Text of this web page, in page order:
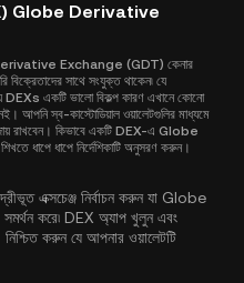
Globe Derivative
Derivative Exchange (GDT) কেনার
বিক্রেতাদের সাথে সংযুক্ত থাকেন৷ যে
DEXs একটি ভালো বিকল্প কারণ এখানে কোনো
আপনি স্ব-কাস্টোডিয়াল ওয়ালেটগুলির মাধ্যমে
রাখবেন। কিভাবে একটি DEX-এ Globe
ধাপে নির্দেশিকাটি অনুসরণ করুন।
এক্সচেঞ্জ নির্বাচন করুন যা Globe
করে৷ DEX অ্যাপ খুলুন এবং
করুন যে আপনার ওয়ালেটটি